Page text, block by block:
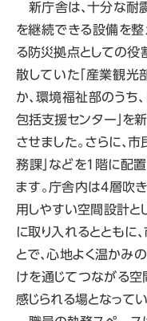
新庁舎は、十分な耐
を継続できる設備を整
る防災拠点としての役
散していた「産業観光
か、環境福祉部のうち、
包括支援センター」を
させました。さらに、
務課」などを１階に配
ます。庁舎内は４層吹
用しやすい空間設計と
に取り入れるとともに
とで、心地よく温かみ
けを通じてつながる空
感じられる場となってい